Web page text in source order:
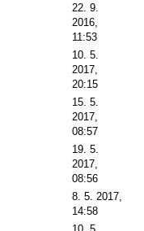
22. 9.
2016,
11:53
10. 5.
2017,
20:15
15. 5.
2017,
08:57
19. 5.
2017,
08:56
8. 5. 2017,
14:58